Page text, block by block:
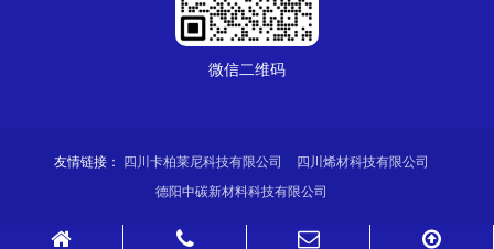
微信二维码
友情链接： 四川卡柏莱尼科技有限公司
四川烯材科技有限公司
德阳中碳新材料科技有限公司
Copyright © 2024-
德阳烯碳科技有限公司 All Rights Reserved. 备案